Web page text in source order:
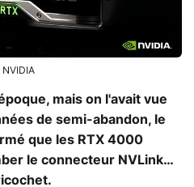
mais on l'avait vue
de semi-abandon, le
que les RTX 4000
le connecteur NVLink…